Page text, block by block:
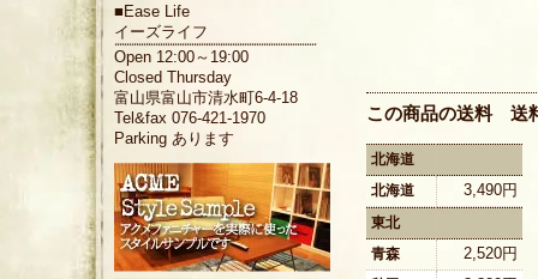
この商品の送料 送
北海道
北海道
3,490円
東北
青森
2,520円
■ Ease Life
イーズライフ
Open 12:00～19:00
Closed Thursday
富山県富山市清水町6-4-18
Tel&fax 076-421-1970
Parking あります